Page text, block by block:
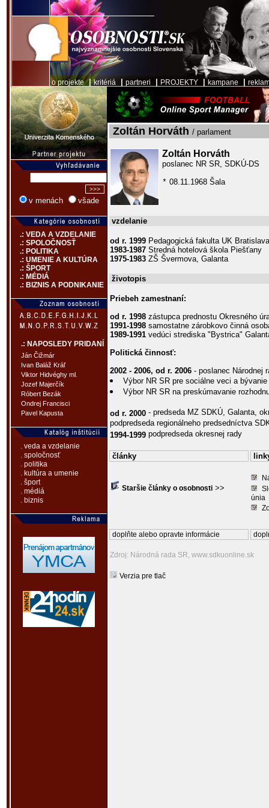
o projekte|kritériá partneri PROJEKTY kampane
v menách všade
.: VEDA A VZDELANIE
.: SPOLOČNOSŤ
.: POLITIKA
.: UMENIE A KULTÚRA
.: ŠPORT
.: MÉDIÁ
.: BIZNIS A PODNIKANIE
.: NAPOSLEDY PRIDANÍ
Ján Čižmár
Ivan Baláž Kráľ
Viktor Hidvéghy ml.
Jozef Majerčík
Róbert Bezák
Ondrej Francisci
Pavel Kapusta
. veda a vzdelanie
. spoločnosť
. politika
. kultúra a umenie
. šport
. médiá
. biznis
Zoltán Horváth / parlament
Zoltán Horváth
poslanec NR SR, SDKÚ-DS
* 08.11.1968 Šala
vzdelanie
od r. 1999 Pedagogická fakulta UK Bratislava
1983-1987 Stredná hotelová škola Piešťany
1975-1983 ZŠ Švermova, Galanta
životopis
Priebeh zamestnaní:
od r. 1998 zástupca prednostu Okresného
1991-1998 samostatne zárobkovo činná
1989-1991 vedúci strediska "Bystrica"
Politická činnosť:
2002 - 2006, od r. 2006 - poslanec Národnej
Výbor NR SR pre sociálne veci a bývanie
Výbor NR SR na preskúmavanie
od r. 2000 - predseda MZ SDKÚ, Galanta,
podpredseda regionálneho predsedníctva
1994-1999 podpredseda okresnej rady
články
Staršie články o osobnosti >>
únia
doplňte alebo opravte informácie
Zdroj: Národná rada SR, www.sdkuonline.sk
Verzia pre tlač